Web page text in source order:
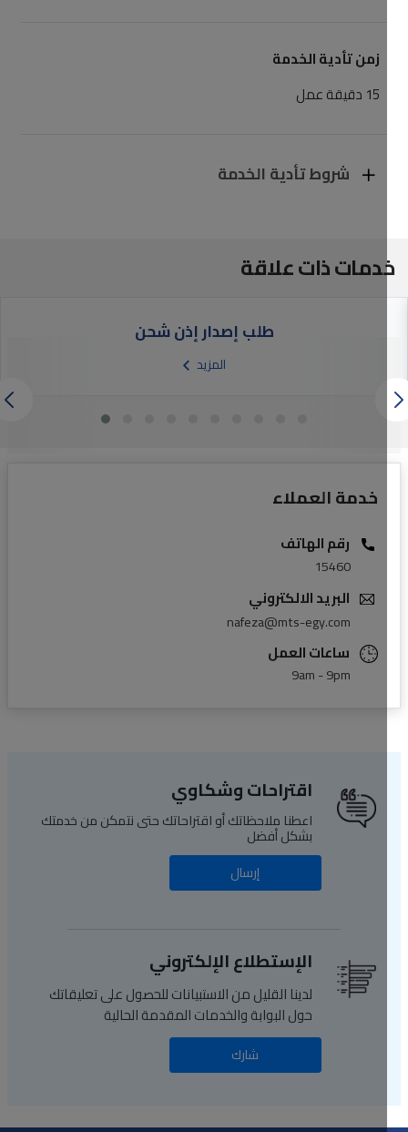
زمن تأدية الخدمة
15 دقيقة عمل
شروط تأدية الخدمة
خدمات ذات علاقة
طلب إصدار إذن شحن
المزيد
خدمة العملاء
رقم الهاتف
15460
البريد الالكتروني
nafeza@mts-egy.com
ساعات العمل
9am - 9pm
اقتراحات وشكاوي
اعطنا ملاحظاتك أو اقتراحاتك حتى نتمكن من خدمتك
بشكل أفضل
إرسال
الإستطلاع الإلكتروني
لدينا القليل من الاستبيانات للحصول على تعليقاتك
حول البوابة والخدمات المقدمة الحالية
شارك